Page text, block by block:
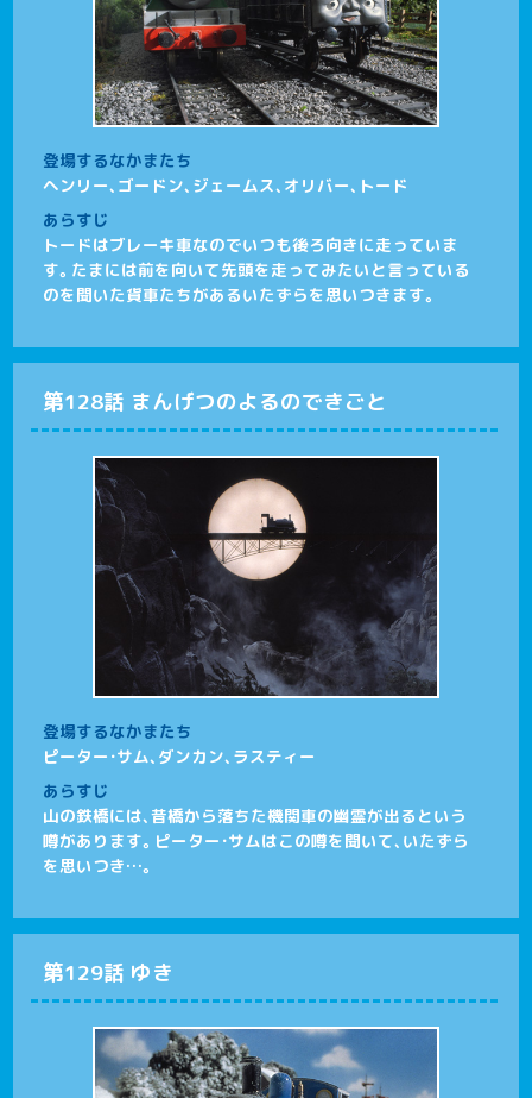
登場するなかまたち
ヘンリー、ゴードン、ジェームス、オリバー、トード
あらすじ
トードはブレーキ車なのでいつも後ろ向きに走っていま
す。たまには前を向いて先頭を走ってみたいと言っている
のを聞いた貨車たちがあるいたずらを思いつきます。
第128話 まんげつのよるのできごと
登場するなかまたち
ピーター・サム、ダンカン、ラスティー
あらすじ
山の鉄橋には、昔橋から落ちた機関車の幽霊が出るという
噂があります。ピーター・サムはこの噂を聞いて、いたずら
を思いつき…。
第129話 ゆき